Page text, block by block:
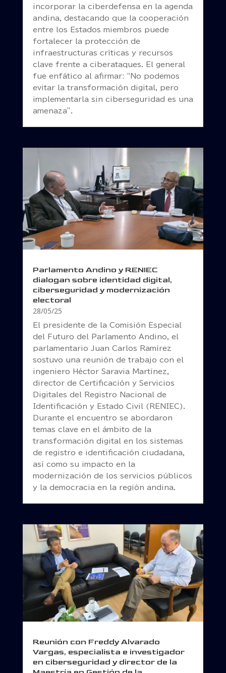
incorporar la ciberdefensa en la agenda
andina, destacando que la cooperación
entre los Estados miembros puede
fortalecer la protección de
infraestructuras críticas y recursos
clave frente a ciberataques. El general
fue enfático al afirmar: “No podemos
evitar la transformación digital, pero
implementarla sin ciberseguridad es una
amenaza”.
Parlamento Andino y RENIEC
dialogan sobre identidad digital,
ciberseguridad y modernización
electoral
28/05/25
El presidente de la Comisión Especial
del Futuro del Parlamento Andino, el
parlamentario Juan Carlos Ramírez
sostuvo una reunión de trabajo con el
ingeniero Héctor Saravia Martínez,
director de Certificación y Servicios
Digitales del Registro Nacional de
Identificación y Estado Civil (RENIEC).
Durante el encuentro se abordaron
temas clave en el ámbito de la
transformación digital en los sistemas
de registro e identificación ciudadana,
así como su impacto en la
modernización de los servicios públicos
y la democracia en la región andina.
Reunión con Freddy Alvarado
Vargas, especialista e investigador
en ciberseguridad y director de la